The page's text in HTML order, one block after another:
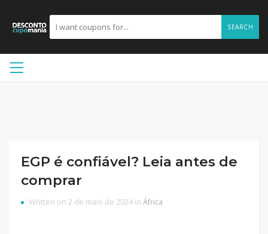
SEARCH
EGP é confiável? Leia antes de
comprar
Written on 2 de maio de 2024 in África